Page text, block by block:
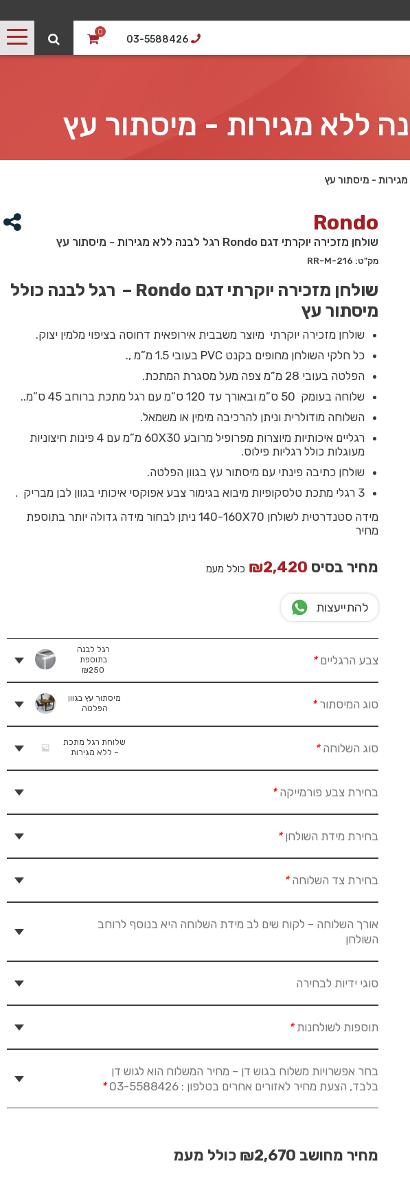
03-5588426
0
Rondo
שולחן מזכירה יוקרתי דגם Rondo רגל לבנה ללא מגירות - מיסתור עץ
מק"ט: 216-RR-M
שולחן מזכירה יוקרתי דגם Rondo – רגל לבנה כולל
מיסתור עץ
שולחן מזכירה יוקרתי מיוצר משבבית אירופאית דחוסה בציפוי מלמין יצוק.
כל חלקי השולחן מחופים בקנט PVC בעובי 1.5 מ”מ ,.
הפלטה בעובי 28 מ”מ צפה מעל מסגרת המתכת.
שלוחה בעומק 50 ס”מ ובאורך עד 120 ס”מ עם רגל מתכת ברוחב 45 ס”מ..
השלוחה מודולרית וניתן להרכיבה מימין או משמאל.
רגליים איכותיות מיוצרות מפרופיל מרובע 60X30 מ”מ עם 4 פינות חיצוניות
מעוגלות כולל רגליות פילוס.
שולחן כתיבה פינתי עם מיסתור עץ בגוון הפלטה.
3 רגלי מתכת טלסקופיות מיבוא בגימור צבע אפוקסי איכותי בגוון לבן מבריק .
מידה סטנדרטית לשולחן 140-160X70 ניתן לבחור מידה גדולה יותר בתוספת
מחיר
מחיר בסיס ₪2,420 כולל מעמ
להתייעצות
צבע הרגליים*
רגל לבנה
בתוספת
₪250
סוג המיסתור*
מיסתור עץ בגוון
הפלטה
סוג השלוחה*
שלוחת רגל מתכת
– ללא מגירות
בחירת צבע פורמייקה*
בחירת מידת השולחן*
בחירת צד השלוחה*
אורך השלוחה – לקוח שים לב מידת השלוחה היא בנוסף לרוחב
השולחן
סוגי ידיות לבחירה
תוספות לשולחנות*
בחר אפשרויות משלוח בגוש דן – מחיר המשלוח הוא לגוש דן
בלבד, הצעת מחיר לאזורים אחרים בטלפון : 03-5588426
*
מחיר מחושב ₪2,670 כולל מעמ